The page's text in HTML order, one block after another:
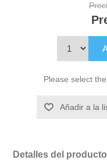
Please select
Añadir a la
Detalles del producto